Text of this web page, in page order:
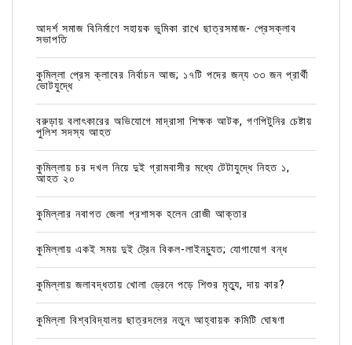
আদর্শ সমাজ বিনির্মাণে সহায়ক ভুমিকা রাখে ছাত্রসমাজ- প্রেসক্লাব
সভাপতি
কুমিল্লা প্রেস ক্লাবের নির্বাচন আজ; ১৭টি পদের জন্য ৩৩ জন প্রার্থী
ভোটযুদ্ধে
বরুড়ায় বলাৎকারের অভিযোগে মাদ্রাসা শিক্ষক আটক, গণপিটুনির চেষ্টায়
পুলিশ সদস্য আহত
কুমিল্লায় চর দখল নিয়ে দুই গ্রামবাসীর মধ্যে টেটাযুদ্ধে নিহত ১,
আহত ২০
কুমিল্লার নবাগত জেলা প্রশাসক হলেন রোজী আক্তার
কুমিল্লায় একই সময় দুই ট্রেন বিকল-লাইনচ্যুত; যোগাযোগ বন্ধ
কুমিল্লায় জলাবদ্ধতায় খোলা ড্রেনে পড়ে শিশুর মৃত্যু, দায় কার?
কুমিল্লা বিশ্ববিদ্যালয় ছাত্রদলের নতুন আহ্বায়ক কমিটি ঘোষণা